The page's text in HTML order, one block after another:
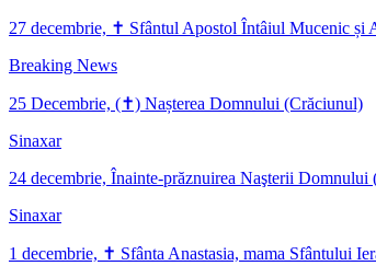
27 decembrie, ✝ Sfântul Apostol Întâiul Mucenic și
Breaking News
25 Decembrie, (✝) Nașterea Domnului (Crăciunul)
Sinaxar
24 decembrie, Înainte-prăznuirea Naşterii
Sinaxar
1 decembrie, ✝ Sfânta Anastasia, mama Sfântului